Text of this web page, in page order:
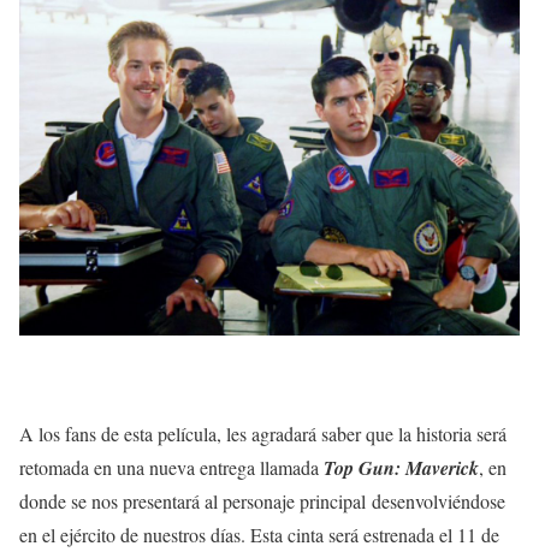
A los fans de esta película, les agradará saber que la historia será
retomada en una nueva entrega llamada Top Gun: Maverick, en
donde se nos presentará al personaje principal desenvolviéndose
en el ejército de nuestros días. Esta cinta será estrenada el 11 de